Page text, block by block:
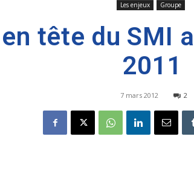
Les enjeux Groupe
tête du SMI
2011
7 mars 2012 2